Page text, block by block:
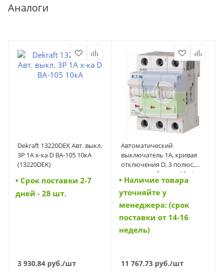
Аналоги
Dekraft 13220DEK Авт. выкл.
3P 1A х-ка D ВА-105 10кА
(13220DEK)
• Cрок поставки 2-7
дней - 28 шт.
3 930.84 руб./шт
Автоматический
выключатель 1А, кривая
отключения D, 3 полюс,
откл. способность 10 кА
(PL7-D1/3) (165136)
• Наличие товара
уточняйте у
менеджера: (срок
поставки от 14-16
недель)
11 767.73 руб./шт